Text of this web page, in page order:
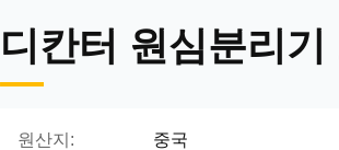
디칸터 원심분리
원산지: 중국